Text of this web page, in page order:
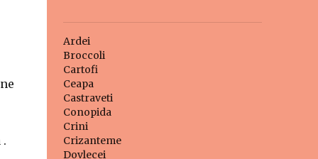
Ardei
Broccoli
Cartofi
Ceapa
Castraveti
Conopida
Crini
Crizanteme
Dovlecei